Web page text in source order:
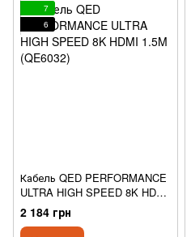
7
6
Кабель QED PERFORMANCE
ULTRA HIGH SPEED 8K HDMI
1.5M (QE6032)
2 184 грн